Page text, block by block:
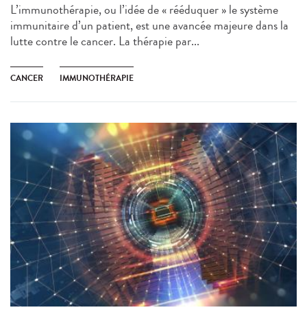
L’immunothérapie, ou l’idée de « rééduquer » le système
immunitaire d’un patient, est une avancée majeure dans la
lutte contre le cancer. La thérapie par...
CANCER IMMUNOTHÉRAPIE